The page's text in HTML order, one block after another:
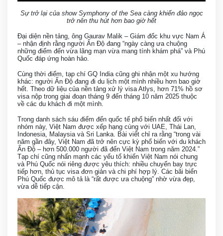
Sự trở lại của show Symphony of the Sea càng khiến đảo ngọc
trở nên thu hút hơn bao giờ hết
Đại diện nền tảng, ông Gaurav Malik – Giám đốc khu vực Nam Á
– nhận định rằng người Ấn Độ đang “ngày càng ưa chuộng
những điểm đến vừa lãng mạn vừa mang tính khám phá” và Phú
Quốc đáp ứng hoàn hảo.
Cùng thời điểm, tạp chí GQ India cũng ghi nhận một xu hướng
khác: người Ấn Độ đang đi du lịch một mình nhiều hơn bao giờ
hết. Theo dữ liệu của nền tảng xử lý visa Atlys, hơn 71% hồ sơ
visa nộp trong giai đoạn tháng 9 đến tháng 10 năm 2025 thuộc
về các du khách đi một mình.
Trong danh sách sáu điểm đến quốc tế phổ biến nhất đối với
nhóm này, Việt Nam được xếp hạng cùng với UAE, Thái Lan,
Indonesia, Malaysia và Sri Lanka. Bài viết chỉ ra rằng “trong vài
năm gần đây, Việt Nam đã trở nên cực kỳ phổ biến với du khách
Ấn Độ – hơn 500.000 người đã đến Việt Nam trong năm 2024.”
Tạp chí cũng nhấn mạnh các yếu tố khiến Việt Nam nói chung
và Phú Quốc nói riêng được yêu thích: nhiều chuyến bay trực
tiếp hơn, thủ tục visa đơn giản và chi phí hợp lý. Các bãi biển
Phú Quốc được mô tả là “rất được ưa chuộng” nhờ vừa đẹp,
vừa dễ tiếp cận.